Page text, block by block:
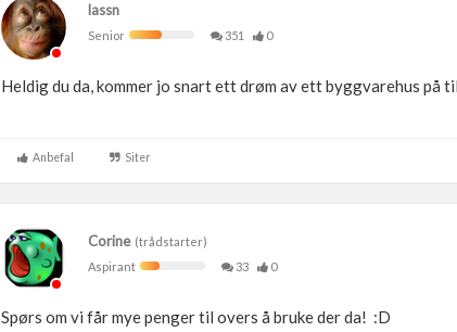
lassn
Senior
351 0
Heldig du da, kommer jo snart ett drøm av ett byggvarehus på
Anbefal Siter
Corine(trådstarter)
Aspirant
33 0
Spørs om vi får mye penger til overs å bruke der da! :D